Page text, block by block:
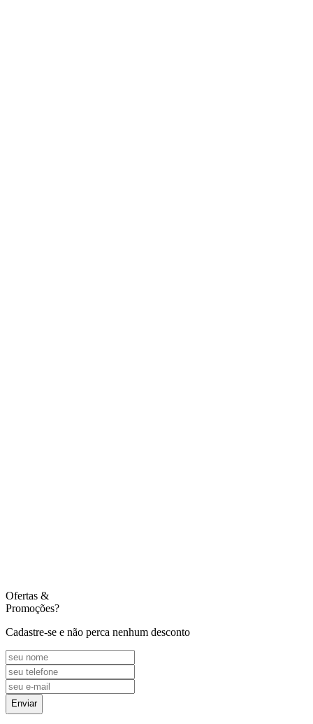
Ofertas &
Promoções?
Cadastre-se e não perca nenhum desconto
Enviar